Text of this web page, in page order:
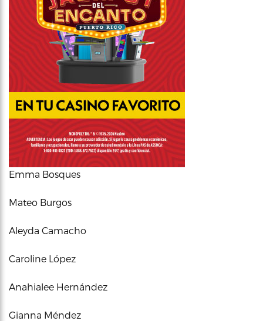
Emma Bosques
Mateo Burgos
Aleyda Camacho
Caroline López
Anahialee Hernández
Gianna Méndez